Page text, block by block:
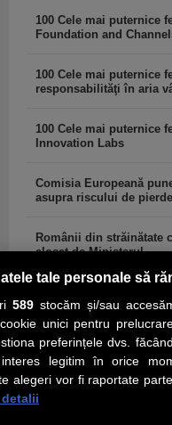
100 Cele mai puternice
Foundation and
100 Cele mai puternice
responsabilităţi în aria
100 Cele mai puternice
Innovation Labs
Comisia Europeană
asupra riscului de
Românii din străinătate
alocat de Ministerul...
PRIMA PAGINĂ
Social
tale personale să
589stocăm și/sau
unici pentru
preferințele dvs.
legitim în orice
alegeri vor fi raportate
detalii